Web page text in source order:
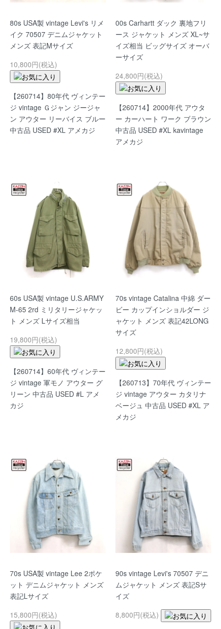
80s USA製 vintage Levi's リメ
イク 70507 デニムジャケット
メンズ 表記Mサイズ
10,800円(税込)
【260714】80年代 ヴィンテー
ジ vintage Ｇジャン ジージャ
ン アウター リーバイス ブルー
中古品 USED #XL アメカジ
00s Carhartt ダック 裏地フリ
ース ジャケット メンズ XL~サ
イズ相当 ビッグサイズ オーバ
ーサイズ
24,800円(税込)
【260714】2000年代 アウタ
ー カーハート ワーク ブラウン
中古品 USED #XL kavintage
アメカジ
60s USA製 vintage U.S.ARMY
M-65 2rd ミリタリージャケッ
ト メンズ Lサイズ相当
19,800円(税込)
【260714】60年代 ヴィンテー
ジ vintage 軍モノ アウター グ
リーン 中古品 USED #L アメ
カジ
70s vintage Catalina 中綿 ダー
ビー カップインショルダー ジ
ャケット メンズ 表記42LONG
サイズ
12,800円(税込)
【260713】70年代 ヴィンテー
ジ vintage アウター カタリナ
ベージュ 中古品 USED #XL ア
メカジ
70s USA製 vintage Lee 2ポケ
ット デニムジャケット メンズ
表記Lサイズ
15,800円(税込)
90s vintage Levi's 70507 デニ
ムジャケット メンズ 表記Sサ
イズ
8,800円(税込)